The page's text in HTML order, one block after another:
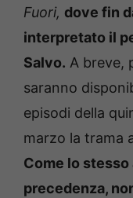
Fuori, dove fin
interpretato il
Salvo. A breve,
saranno
episodi della
marzo la trama
Come lo
precedenza,